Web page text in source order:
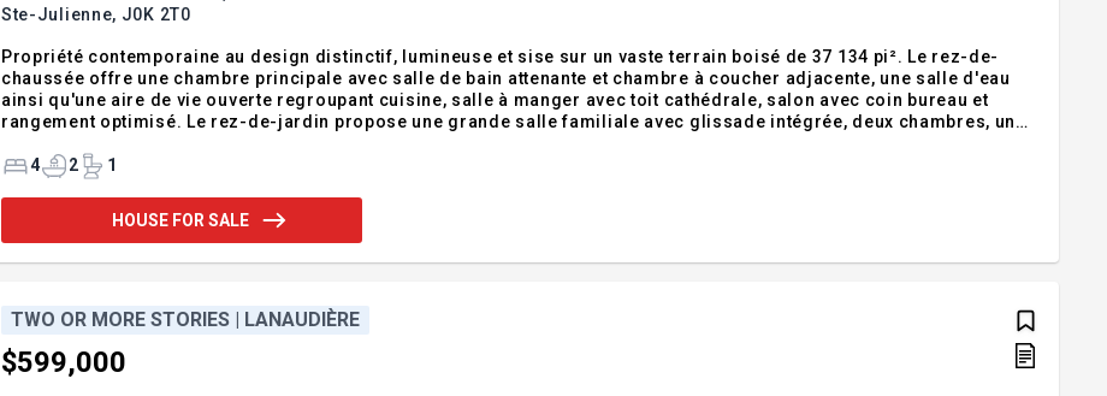
Ste-Julienne, J0K 2T0
Propriété contemporaine au design distinctif, lumineuse et sise sur un vaste terrain boisé de 37 134 pi². Le rez-de-
chaussée offre une chambre principale avec salle de bain attenante et chambre à coucher adjacente, une salle d'eau
ainsi qu'une aire de vie ouverte regroupant cuisine, salle à manger avec toit cathédrale, salon avec coin bureau et
rangement optimisé. Le rez-de-jardin propose une grande salle familiale avec glissade intégrée, deux chambres, une
recherchant confort, es
4 2 1
HOUSE FOR SALE
TWO OR MORE STORIES | LANAUDIÈRE
$599,000